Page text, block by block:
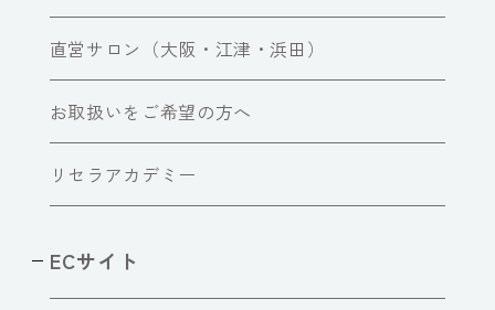
直営サロン（大阪・江津・浜田）
お取扱いをご希望の方へ
リセラアカデミー
ECサイト